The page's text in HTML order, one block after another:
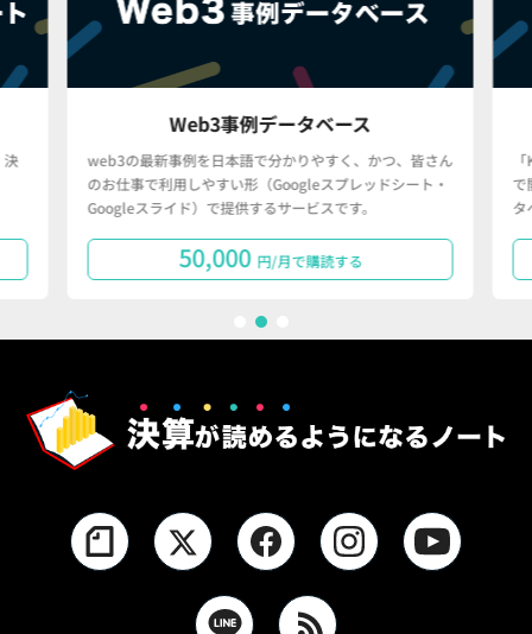
Web3事例データベース
web3の最新事例を日本語で分かりやすく、かつ、皆さん
のお仕事で利用しやすい形（Googleスプレッドシート・
Googleスライド）で提供するサービスです。
50,000 円/月で購読する
で
タ